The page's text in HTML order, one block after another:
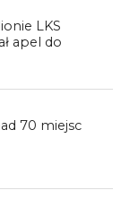
LKS
apel do
70 miejsc